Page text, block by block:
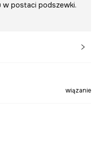
w postaci podszewki.
wiązanie